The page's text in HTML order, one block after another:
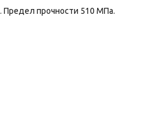
Предел прочности 510 МПа.